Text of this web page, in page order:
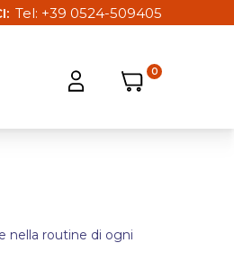
Tel: +39 0524-509405
Apri strumenti utente
Carrello
Carrello
0
nella routine di ogni